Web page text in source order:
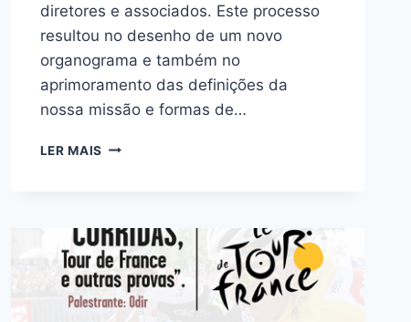
diretores e associados. Este processo
resultou no desenho de um novo
organograma e também no
aprimoramento das definições da
nossa missão e formas de…
LER MAIS CICLOCIDADE
JANEIRO
E
FEVEREIRO